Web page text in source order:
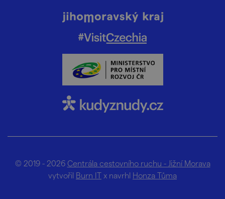
© 2019 - 2026 Centrála cestovního ruchu - Jižní Morava
vytvořil Burn IT x navrhl Honza Tůma